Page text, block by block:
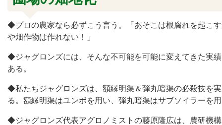
◆プロの農家なら必ずこう言う。「あそこは根腐れを起こ
や畑作物は作れない！」
◆ジャグロンズには、そんな不可能を可能に変えてきた実
ある。
◆私たちジャグロンズは、額縁明渠＆弾丸暗渠の必殺技を
る。額縁明渠はユンボを用い、弾丸暗渠はサブソイラーを
◆ジャグロンズ代表アグロノミストの藤原隆広は、農研機